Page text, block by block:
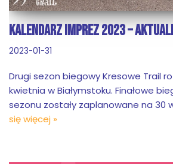
KALENDARZ IMPREZ 2023 –
2023-01-31
Drugi sezon biegowy Kresowe Trail
kwietnia w Białymstoku. Finałowe
sezonu zostały zaplanowane na 30
się więcej »